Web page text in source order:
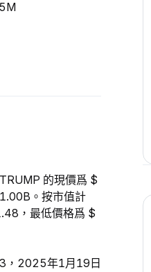
的現價爲 $
。按市值計
，最低價格爲 $
，2025年1月19日